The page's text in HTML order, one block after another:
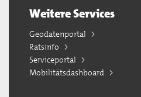
Weitere Services
Geodatenportal
Ratsinfo
Serviceportal
Mobilitätsdashboard